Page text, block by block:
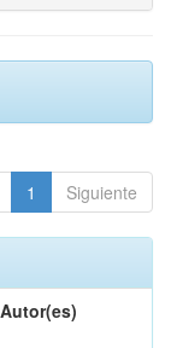
1 Siguiente
Autor(es)